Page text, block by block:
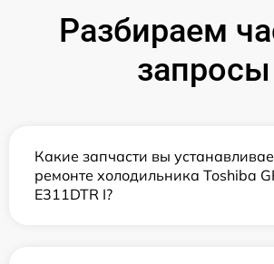
Разбираем
запросы
Какие запчасти вы
ремонте холодильника Toshiba
E311DTR I?